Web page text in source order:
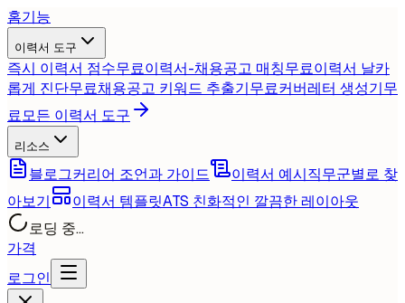
홈기능
이력서 도구
즉시 이력서 점수무료이력서-채용공고 매칭무료이력서 날카
롭게 진단무료채용공고 키워드 추출기무료커버레터 생성기무
료모든 이력서 도구
리소스
블로그커리어 조언과 가이드 이력서 예시직무군별로 찾
아보기
이력서 템플릿ATS 친화적인 깔끔한 레이아웃
로딩 중...
가격
로그인